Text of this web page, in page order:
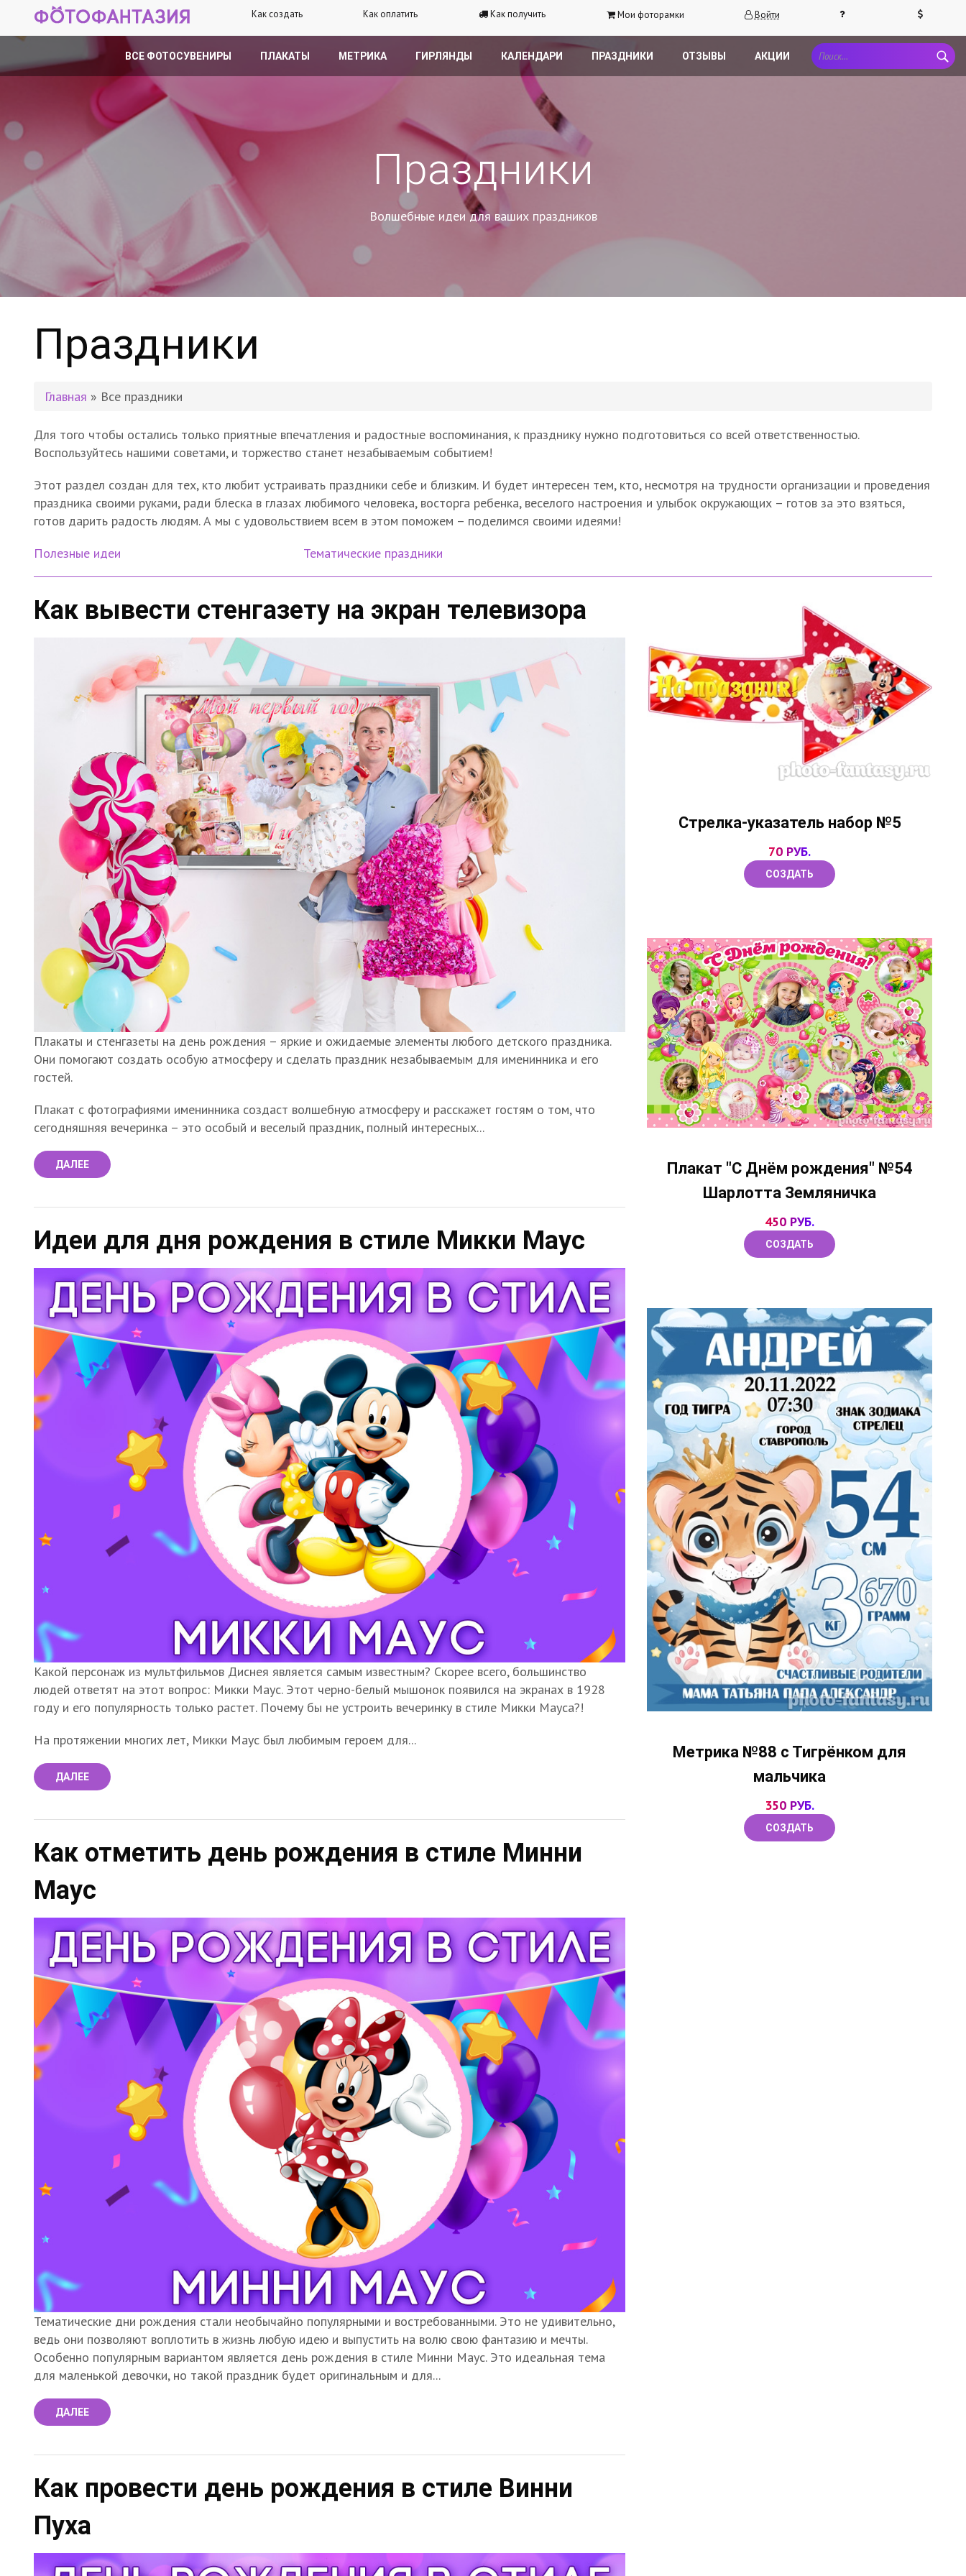
Как создать Как оплатить Как получить Мои фоторамки Войти
ВСЕ ФОТОСУВЕНИРЫ ПЛАКАТЫ МЕТРИКА ГИРЛЯНДЫ КАЛЕНДАРИ ПРАЗДНИКИ ОТЗЫВЫ АКЦИИ
Праздники
Волшебные идеи для ваших праздников
Праздники
Главная » Все праздники
Для того чтобы остались только приятные впечатления и радостные воспоминания, к празднику нужно подготовиться со всей ответственностью.
Воспользуйтесь нашими советами, и торжество станет незабываемым событием!
Этот раздел создан для тех, кто любит устраивать праздники себе и близким. И будет интересен тем, кто, несмотря на трудности организации и проведения
праздника своими руками, ради блеска в глазах любимого человека, восторга ребенка, веселого настроения и улыбок окружающих – готов за это взяться,
готов дарить радость людям. А мы с удовольствием всем в этом поможем – поделимся своими идеями!
Полезные идеи
Тематические праздники
Как вывести стенгазету на экран телевизора
Плакаты и стенгазеты на день рождения – яркие и ожидаемые элементы любого детского праздника.
Они помогают создать особую атмосферу и сделать праздник незабываемым для именинника и его
гостей.
Плакат с фотографиями именинника создаст волшебную атмосферу и расскажет гостям о том, что
сегодняшняя вечеринка – это особый и веселый праздник, полный интересных...
ДАЛЕЕ
Идеи для дня рождения в стиле Микки Маус
Какой персонаж из мультфильмов Диснея является самым известным? Скорее всего, большинство
людей ответят на этот вопрос: Микки Маус. Этот черно-белый мышонок появился на экранах в 1928
году и его популярность только растет. Почему бы не устроить вечеринку в стиле Микки Мауса?!
На протяжении многих лет, Микки Маус был любимым героем для...
ДАЛЕЕ
Как отметить день рождения в стиле Минни
Маус
Тематические дни рождения стали необычайно популярными и востребованными. Это не удивительно,
ведь они позволяют воплотить в жизнь любую идею и выпустить на волю свою фантазию и мечты.
Особенно популярным вариантом является день рождения в стиле Минни Маус. Это идеальная тема
для маленькой девочки, но такой праздник будет оригинальным и для...
ДАЛЕЕ
Как провести день рождения в стиле Винни
Пуха
Стрелка-указатель набор №5
70 РУБ.
СОЗДАТЬ
Плакат "С Днём рождения" №54
Шарлотта Земляничка
450 РУБ.
СОЗДАТЬ
Метрика №88 с Тигрёнком для
мальчика
350 РУБ.
СОЗДАТЬ